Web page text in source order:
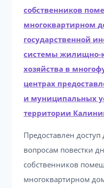
собственников
многоквартирном
государственной
системы жилищно-
хозяйства в
центрах
и муниципальных
территории
Предоставлен
вопросам повестки
собственников
многоквартирном